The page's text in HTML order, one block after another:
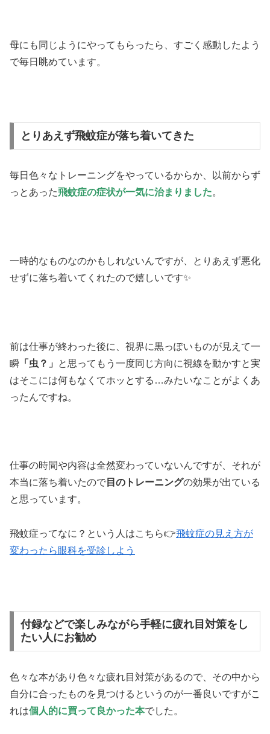
母にも同じようにやってもらったら、すごく感動したよう
で毎日眺めています。
とりあえず飛蚊症が落ち着いてきた
毎日色々なトレーニングをやっているからか、以前からず
っとあった飛蚊症の症状が一気に治まりました。
一時的なものなのかもしれないんですが、とりあえず悪化
せずに落ち着いてくれたので嬉しいです✨
前は仕事が終わった後に、視界に黒っぽいものが見えて一
瞬 「虫？」
と思ってもう一度同じ方向に視線を動かすと実
はそこには何もなくてホッとする…みたいなことがよくあ
ったんですね。
仕事の時間や内容は全然変わっていないんですが、それが
本当に落ち着いたので 目のトレーニングの効果が出ている
と思っています。
飛蚊症ってなに？という人はこちら👉飛蚊症の見え方が
変わったら眼科を受診しよう
付録などで楽しみながら手軽に疲れ目対策をし
たい人にお勧め
色々な本があり色々な疲れ目対策があるので、その中から
自分に合ったものを見つけるというのが一番良いですがこ
れは個人的に買って良かった本でした。